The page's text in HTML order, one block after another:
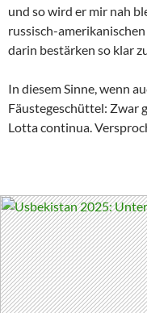
und so wird er mir nah
russisch-
darin bestärken so klar
In diesem Sinne, wenn
Fäustegeschüttel: Zwar
Lotta continua.